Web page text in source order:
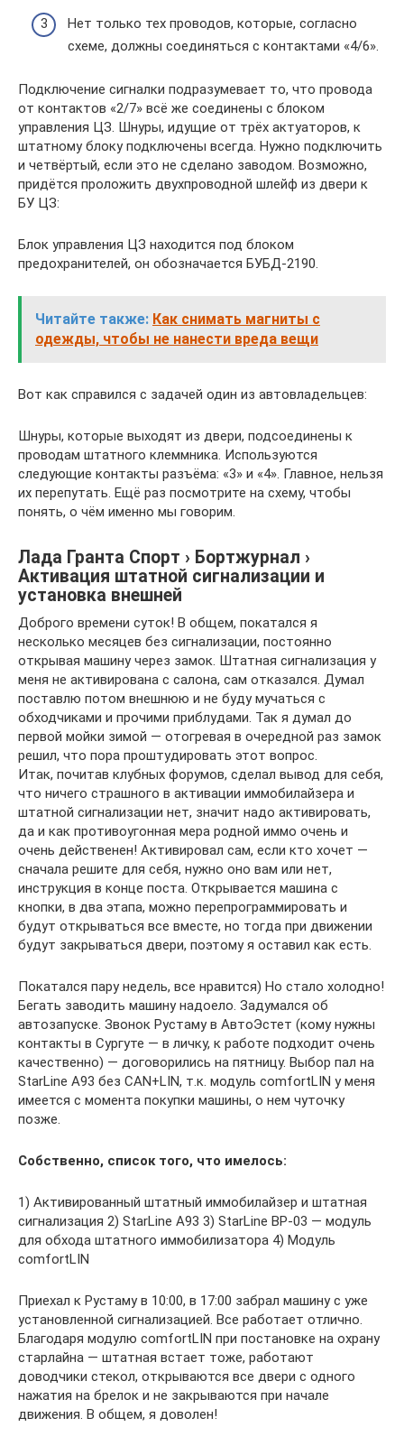
Нет только тех проводов, которые, согласно
схеме, должны соединяться с контактами «4/6».
Подключение сигналки подразумевает то, что провода
от контактов «2/7» всё же соединены с блоком
управления ЦЗ. Шнуры, идущие от трёх актуаторов, к
штатному блоку подключены всегда. Нужно подключить
и четвёртый, если это не сделано заводом. Возможно,
придётся проложить двухпроводной шлейф из двери к
БУ ЦЗ:
Блок управления ЦЗ находится под блоком
предохранителей, он обозначается БУБД-2190.
Читайте также: Как снимать магниты с
одежды, чтобы не нанести вреда вещи
Вот как справился с задачей один из автовладельцев:
Шнуры, которые выходят из двери, подсоединены к
проводам штатного клеммника. Используются
следующие контакты разъёма: «3» и «4». Главное, нельзя
их перепутать. Ещё раз посмотрите на схему, чтобы
понять, о чём именно мы говорим.
Лада Гранта Спорт › Бортжурнал ›
Активация штатной сигнализации и
установка внешней
Доброго времени суток! В общем, покатался я
несколько месяцев без сигнализации, постоянно
открывая машину через замок. Штатная сигнализация у
меня не активирована с салона, сам отказался. Думал
поставлю потом внешнюю и не буду мучаться с
обходчиками и прочими приблудами. Так я думал до
первой мойки зимой — отогревая в очередной раз замок
решил, что пора проштудировать этот вопрос.
Итак, почитав клубных форумов, сделал вывод для себя,
что ничего страшного в активации иммобилайзера и
штатной сигнализации нет, значит надо активировать,
да и как противоугонная мера родной иммо очень и
очень действенен! Активировал сам, если кто хочет —
сначала решите для себя, нужно оно вам или нет,
инструкция в конце поста. Открывается машина с
кнопки, в два этапа, можно перепрограммировать и
будут открываться все вместе, но тогда при движении
будут закрываться двери, поэтому я оставил как есть.
Покатался пару недель, все нравится) Но стало холодно!
Бегать заводить машину надоело. Задумался об
автозапуске. Звонок Рустаму в АвтоЭстет (кому нужны
контакты в Сургуте — в личку, к работе подходит очень
качественно) — договорились на пятницу. Выбор пал на
StarLine A93 без CAN+LIN, т.к. модуль comfortLIN у меня
имеется с момента покупки машины, о нем чуточку
позже.
Собственно, список того, что имелось:
1) Активированный штатный иммобилайзер и штатная
сигнализация 2) StarLine A93 3) StarLine BP-03 — модуль
для обхода штатного иммобилизатора 4) Модуль
comfortLIN
Приехал к Рустаму в 10:00, в 17:00 забрал машину с уже
установленной сигнализацией. Все работает отлично.
Благодаря модулю comfortLIN при постановке на охрану
старлайна — штатная встает тоже, работают
доводчики стекол, открываются все двери с одного
нажатия на брелок и не закрываются при начале
движения. В общем, я доволен!